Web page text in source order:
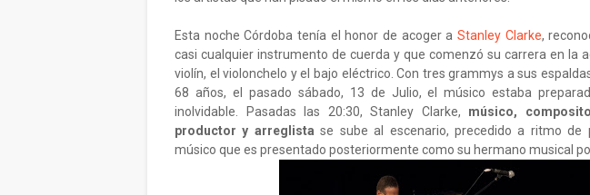
Esta noche Córdoba tenía el honor de acoger a Stanley Clarke,
casi cualquier instrumento de cuerda y que comenzó su carrera en la
violín, el violonchelo y el bajo eléctrico. Con tres grammys a sus
68 años, el pasado sábado, 13 de Julio, el músico estaba
inolvidable. Pasadas las 20:30, Stanley Clarke, músico,
productor y arreglistase sube al escenario, precedido a ritmo de
músico que es presentado posteriormente como su hermano musical